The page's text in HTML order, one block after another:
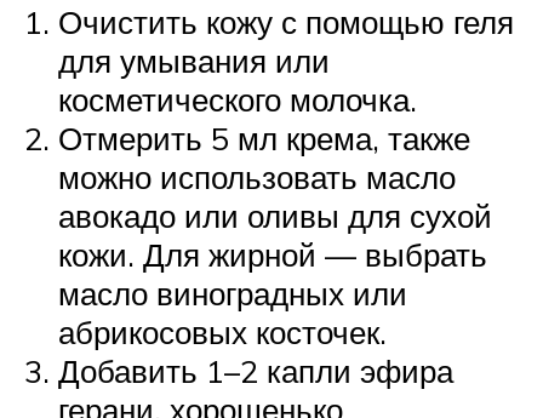
Очистить кожу с помощью геля
для умывания или
косметического молочка.
Отмерить 5 мл крема, также
можно использовать масло
авокадо или оливы для сухой
кожи. Для жирной — выбрать
масло виноградных или
абрикосовых косточек.
Добавить 1–2 капли эфира
герани, хорошенько